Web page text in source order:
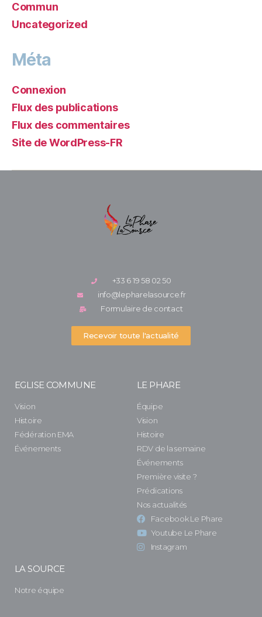
Commun
Uncategorized
Méta
Connexion
Flux des publications
Flux des commentaires
Site de WordPress-FR
+33 6 19 58 02 50
info@lepharelasource.fr
Formulaire de contact
Recevoir toute l'actualité
EGLISE COMMUNE
Vision
Histoire
Fédération EMA
Événements
LE PHARE
Équipe
Vision
Histoire
RDV de la semaine
Événements
Première visite ?
Prédications
Nos actualités
Facebook Le Phare
Youtube Le Phare
Instagram
LA SOURCE
Notre équipe